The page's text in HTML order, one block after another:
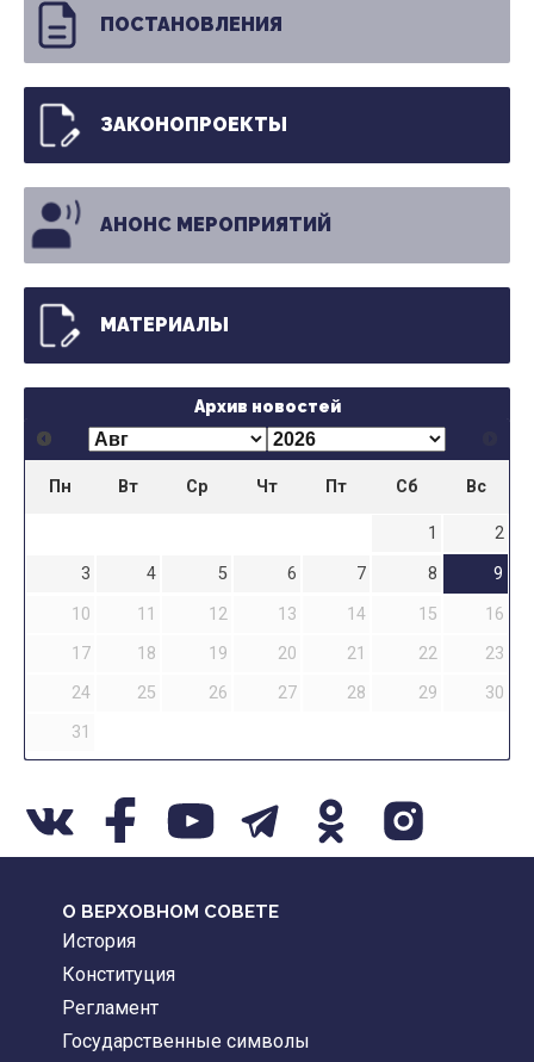
ПОСТАНОВЛЕНИЯ
ЗАКОНОПРОЕКТЫ
АНОНС МЕРОПРИЯТИЙ
МАТЕРИАЛЫ
Архив новостей
Пн Вт Ср Чт Пт Сб Вс
1
2
3
4 5 6 7 8
9
10
11 12 13 14 15
16
17
18 19 20 21 22
23
24
25 26 27 28 29
30
31
О ВЕРХОВНОМ СОВЕТЕ
История
Конституция
Регламент
Государственные символы